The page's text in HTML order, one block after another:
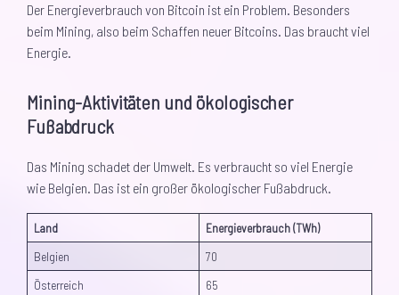
Der Energieverbrauch von Bitcoin ist ein Problem. Besonders
beim Mining, also beim Schaffen neuer Bitcoins. Das braucht viel
Energie.
Mining-Aktivitäten und ökologischer
Fußabdruck
Das Mining schadet der Umwelt. Es verbraucht so viel Energie
wie Belgien. Das ist ein großer ökologischer Fußabdruck.
Land
Energieverbrauch (TWh)
Belgien
70
Österreich
65